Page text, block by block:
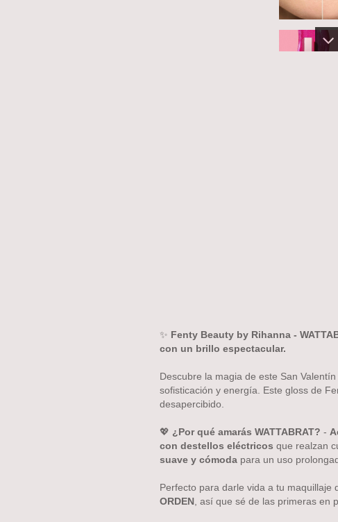
✨ Fenty Beauty by Rihanna -
con un brillo espectacular.
Descubre la magia de este San
sofisticación y energía. Este gloss de
desapercibido.
💖 ¿Por qué amarás WATTABRAT? -
con destellos eléctricos que realzan
suave y cómodapara un uso
Perfecto para darle vida a tu maquillaje
ORDEN , así que sé de las primeras en